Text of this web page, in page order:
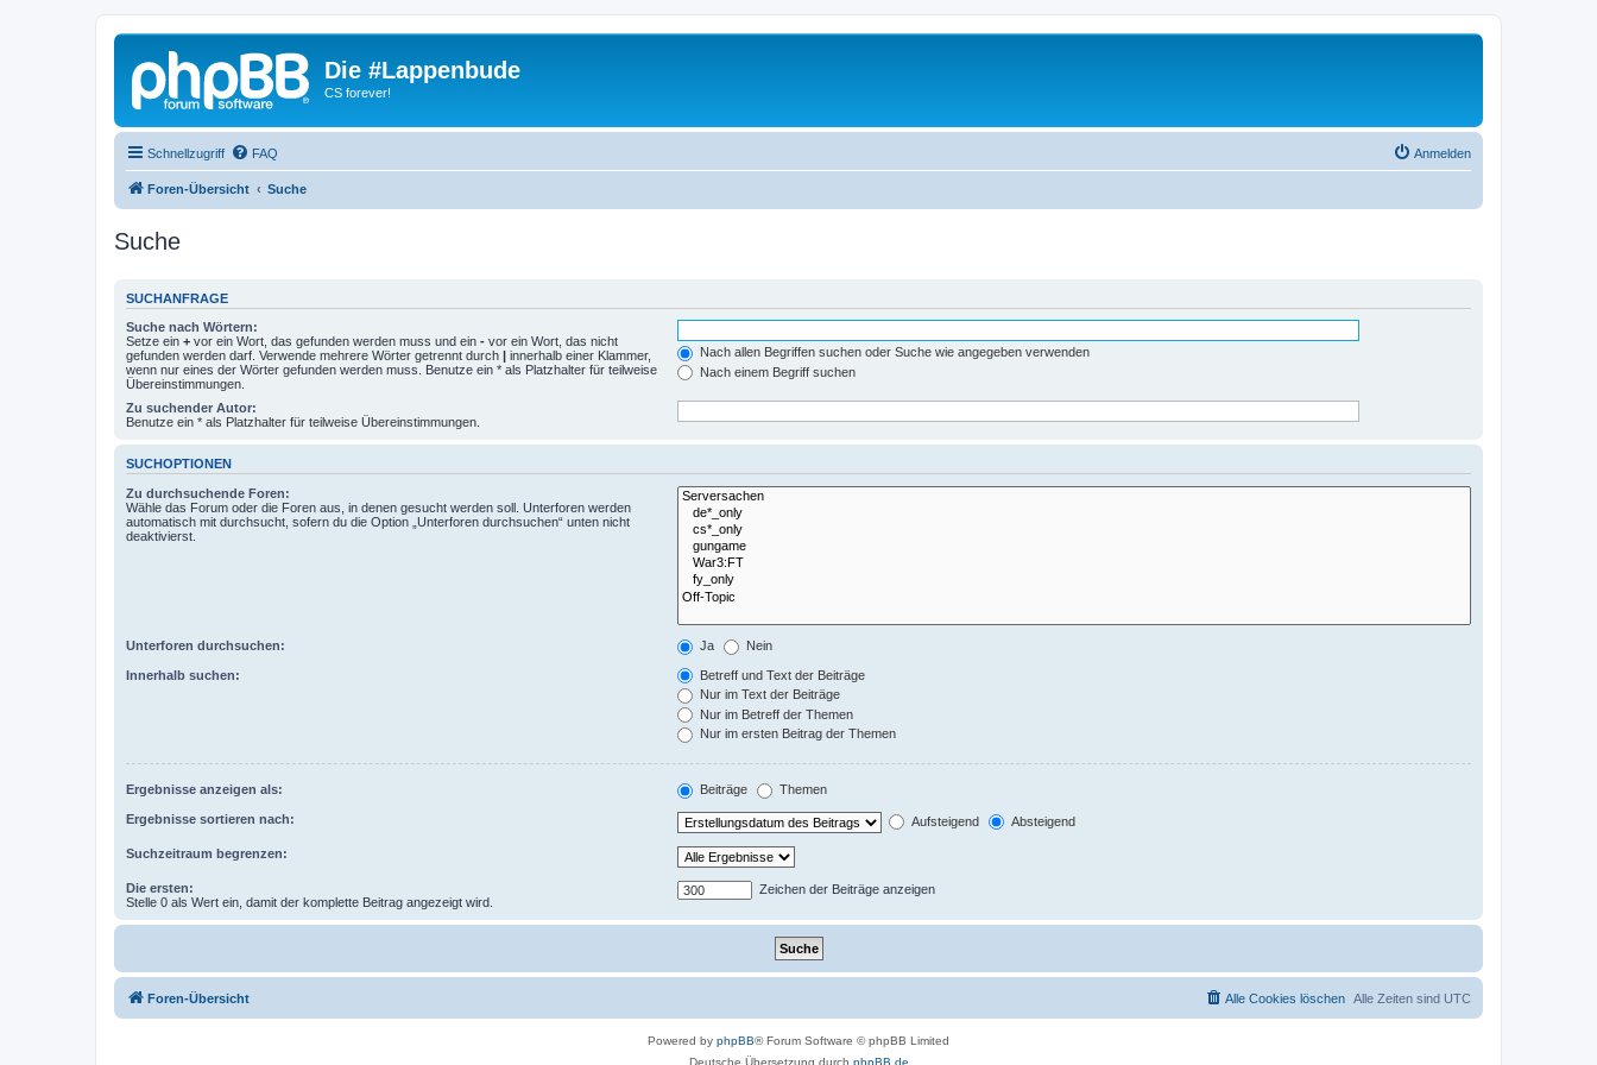
Die #Lappenbude
CS forever!
Schnellzugriff FAQ Anmelden
Foren-Übersicht Suche
Suche
SUCHANFRAGE
Suche nach Wörtern:
Setze ein + vor ein Wort, das gefunden werden muss und ein - vor ein Wort, das nicht
gefunden werden darf. Verwende mehrere Wörter getrennt durch | innerhalb einer Klammer,
wenn nur eines der Wörter gefunden werden muss. Benutze ein * als Platzhalter für teilweise
Übereinstimmungen.
Nach allen Begriffen suchen oder Suche wie angegeben verwenden
Nach einem Begriff suchen
Zu suchender Autor:
Benutze ein * als Platzhalter für teilweise Übereinstimmungen.
SUCHOPTIONEN
Zu durchsuchende Foren:
Wähle das Forum oder die Foren aus, in denen gesucht werden soll. Unterforen werden
automatisch mit durchsucht, sofern du die Option „Unterforen durchsuchen“ unten nicht
deaktivierst.
Unterforen durchsuchen: Ja Nein
Innerhalb suchen:
Betreff und Text der Beiträge
Nur im Text der Beiträge
Nur im Betreff der Themen
Nur im ersten Beitrag der Themen
Ergebnisse anzeigen als: Beiträge Themen
Ergebnisse sortieren nach: Aufsteigend Absteigend
Suchzeitraum begrenzen:
Die ersten:
Stelle 0 als Wert ein, damit der komplette Beitrag angezeigt wird.
Zeichen der Beiträge anzeigen
Foren-Übersicht Alle Zeiten sind UTC
Alle Cookies löschen
Powered by phpBB® Forum Software © phpBB Limited
Deutsche Übersetzung durch phpBB.de